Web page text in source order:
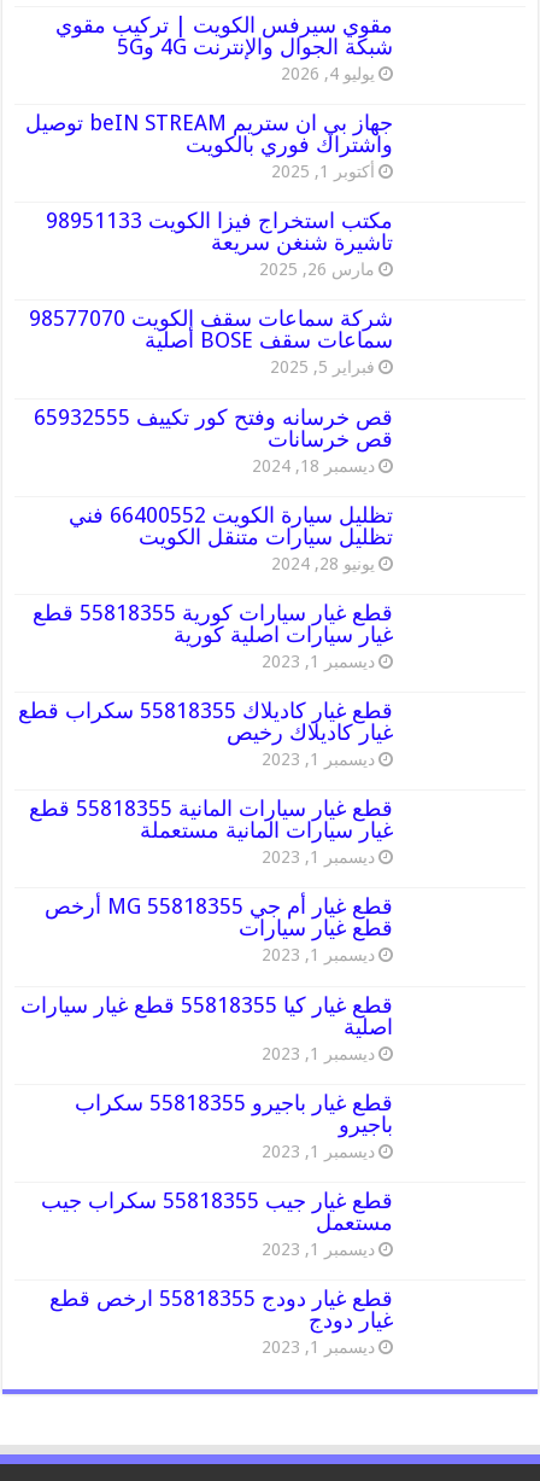
مقوي سيرفس الكويت | تركيب مقوي
شبكة الجوال والإنترنت 4G و5G
يوليو 4, 2026
جهاز بي ان ستريم beIN STREAM توصيل
واشتراك فوري بالكويت
أكتوبر 1, 2025
مكتب استخراج فيزا الكويت 98951133
تاشيرة شنغن سريعة
مارس 26, 2025
شركة سماعات سقف الكويت 98577070
سماعات سقف BOSE أصلية
فبراير 5, 2025
قص خرسانه وفتح كور تكييف 65932555
قص خرسانات
ديسمبر 18, 2024
تظليل سيارة الكويت 66400552 فني
تظليل سيارات متنقل الكويت
يونيو 28, 2024
قطع غيار سيارات كورية 55818355 قطع
غيار سيارات اصلية كورية
ديسمبر 1, 2023
قطع غيار كاديلاك 55818355 سكراب قطع
غيار كاديلاك رخيص
ديسمبر 1, 2023
قطع غيار سيارات المانية 55818355 قطع
غيار سيارات المانية مستعملة
ديسمبر 1, 2023
قطع غيار أم جي MG 55818355 أرخص
قطع غيار سيارات
ديسمبر 1, 2023
قطع غيار كيا 55818355 قطع غيار سيارات
اصلية
ديسمبر 1, 2023
قطع غيار باجيرو 55818355 سكراب
باجيرو
ديسمبر 1, 2023
قطع غيار جيب 55818355 سكراب جيب
مستعمل
ديسمبر 1, 2023
قطع غيار دودج 55818355 ارخص قطع
غيار دودج
ديسمبر 1, 2023